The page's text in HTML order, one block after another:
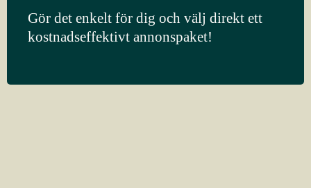
Gör det enkelt för dig och välj direkt ett
kostnadseffektivt annonspaket!